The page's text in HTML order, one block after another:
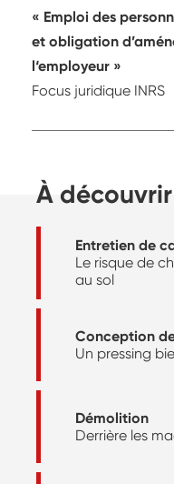
« Emploi des
et obligation
l‘employeur »
Focus juridique INRS
À
Entretien de
Le risque de
au sol
Conception
Un pressing
Démolition
Derrière les